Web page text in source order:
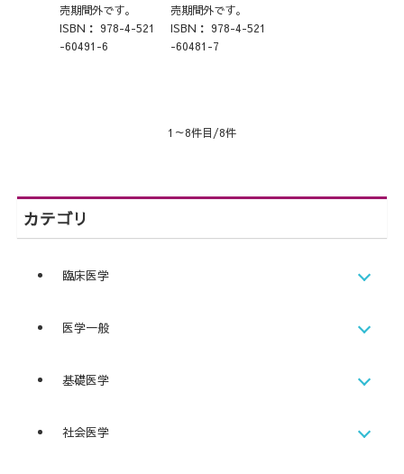
売期間外です。
ISBN： 978-4-521
-60491-6
売期間外です。
ISBN： 978-4-521
-60481-7
1～8件目/8件
カテゴリ
臨床医学
医学一般
基礎医学
社会医学